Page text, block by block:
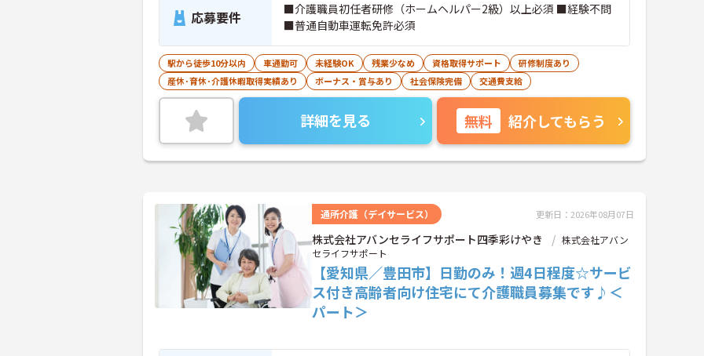
応募要件
■介護職員初任者研修（ホームヘルパー2級）以上必須 ■経験不問
■普通自動車運転免許必須
駅から徒歩10分以内 車通勤可 未経験OK 残業少なめ 資格取得サポート
研修制度あり
産休･育休･介護休暇取得実績あり
ボーナス・賞与あり 社会保険完備 交通費支給
詳細を見る 無料 紹介してもらう
通所介護（デイサービス） 更新日：2026年08月07日
株式会社アバンセライフサポート四季彩けやき
株式会社アバン
セライフサポート
【愛知県／豊田市】日勤のみ！週4日程度☆サービ
ス付き高齢者向け住宅にて介護職員募集です♪＜
パート＞